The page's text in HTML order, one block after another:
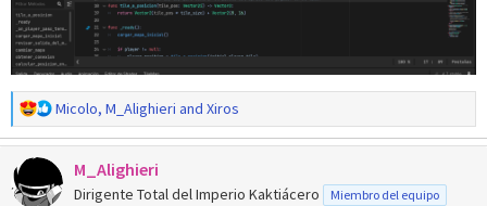
R
e
a
c
c
Micolo, M_Alighieri and Xiros
M_Alighieri
Dirigente Total del Imperio Kaktiácero
Miembro del equipo